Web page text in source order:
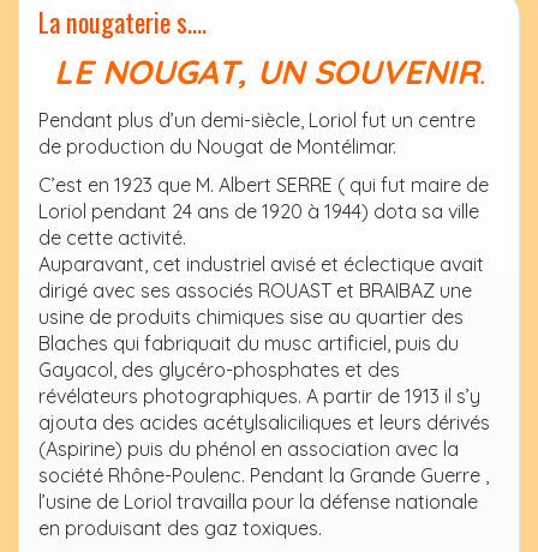
La nougaterie s….
LE NOUGAT, UN SOUVENIR.
Pendant plus d’un demi-siècle, Loriol fut un centre
de production du Nougat de Montélimar.
C’est en 1923 que M. Albert SERRE ( qui fut maire de
Loriol pendant 24 ans de 1920 à 1944) dota sa ville
de cette activité.
Auparavant, cet industriel avisé et éclectique avait
dirigé avec ses associés ROUAST et BRAIBAZ une
usine de produits chimiques sise au quartier des
Blaches qui fabriquait du musc artificiel, puis du
Gayacol, des glycéro-phosphates et des
révélateurs photographiques. A partir de 1913 il s’y
ajouta des acides acétylsaliciliques et leurs dérivés
(Aspirine) puis du phénol en association avec la
société Rhône-Poulenc. Pendant la Grande Guerre ,
l’usine de Loriol travailla pour la défense nationale
en produisant des gaz toxiques.